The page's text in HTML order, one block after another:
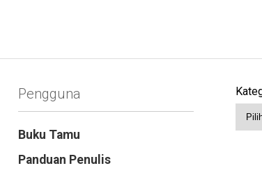
Pengguna
Buku Tamu
Panduan Penulis